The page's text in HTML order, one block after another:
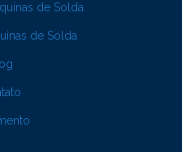
de Solda
de Solda